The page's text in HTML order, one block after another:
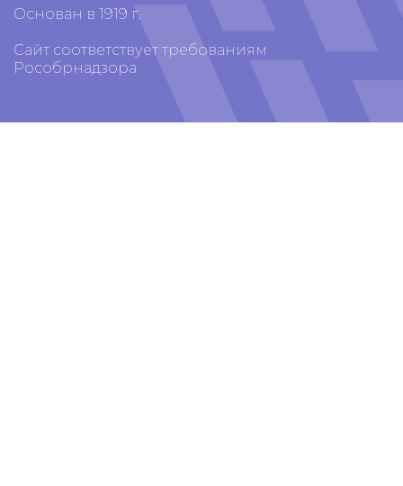
Основан в 1919 г.
Сайт соответствует требованиям
Рособрнадзора